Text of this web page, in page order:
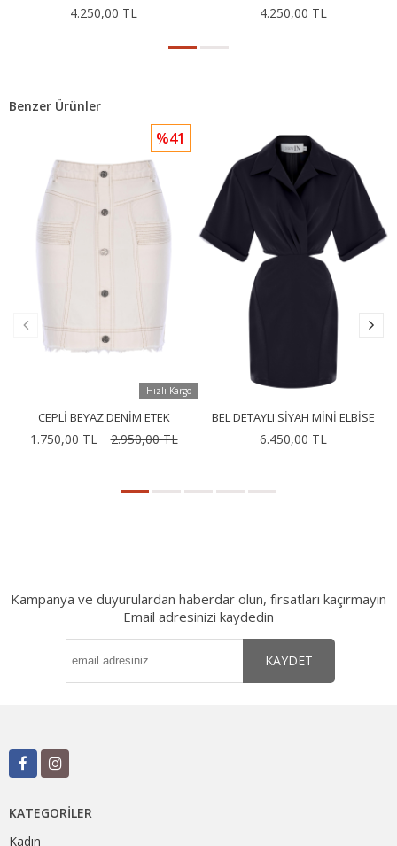
4.250,00 TL 4.250,00 TL
Benzer Ürünler
Hızlı Kargo
CEPLI BEYAZ DENIM ETEK
1.750,00 TL 2.950,00 TL
%41
BEL DETAYLI SIYAH MINI ELBISE
6.450,00 TL
Kampanya ve duyurulardan haberdar olun, fırsatları kaçırmayın
Email adresinizi kaydedin
KAYDET
KATEGORILER
Kadın